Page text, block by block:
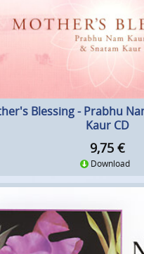
Blessing - Prabhu
Kaur CD
9,75 €
Download